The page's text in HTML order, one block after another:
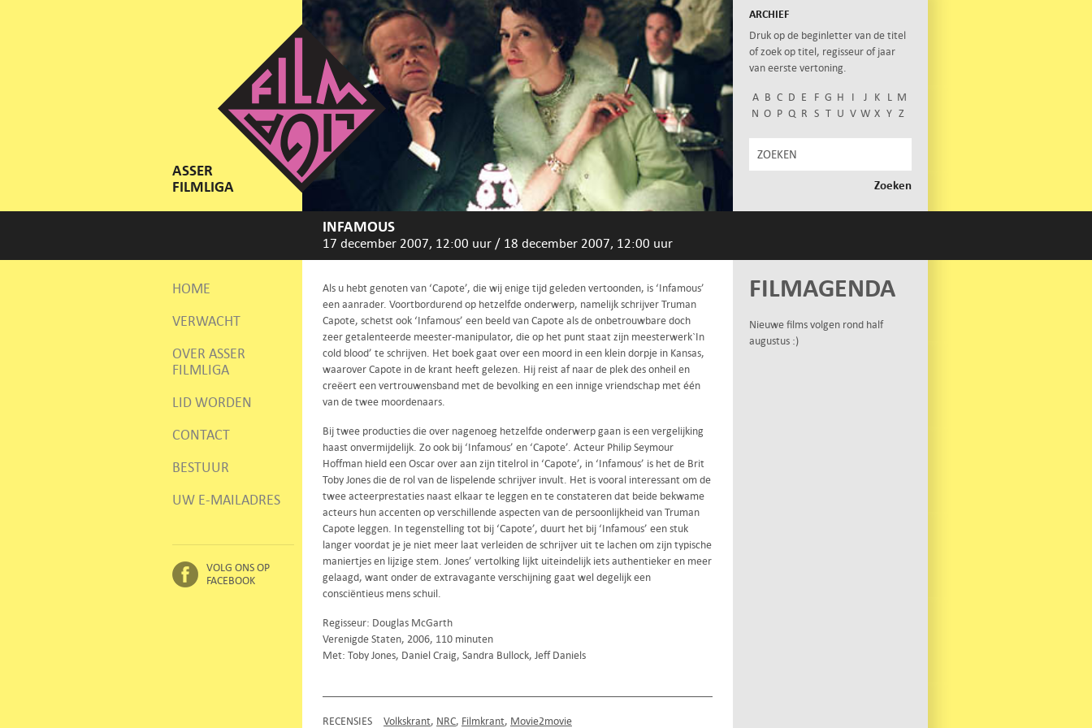
ASSER
FILMLIGA
ARCHIEF
Druk op de beginletter van de titel
of zoek op titel, regisseur of jaar
van eerste vertoning.
A B C D E F G H I J K L M
N O P Q R S T U V W X Y Z
INFAMOUS
17 december 2007, 12:00 uur / 18 december 2007, 12:00 uur
HOME
VERWACHT
OVER ASSER
FILMLIGA
LID WORDEN
CONTACT
BESTUUR
UW E-MAILADRES
VOLG ONS OP
FACEBOOK
Als u hebt genoten van ‘Capote’, die wij enige tijd geleden vertoonden, is ‘Infamous’
een aanrader. Voortbordurend op hetzelfde onderwerp, namelijk schrijver Truman
Capote, schetst ook ‘Infamous’ een beeld van Capote als de onbetrouwbare doch
zeer getalenteerde meester-manipulator, die op het punt staat zijn meesterwerk`In
cold blood’ te schrijven. Het boek gaat over een moord in een klein dorpje in Kansas,
waarover Capote in de krant heeft gelezen. Hij reist af naar de plek des onheil en
creëert een vertrouwensband met de bevolking en een innige vriendschap met één
van de twee moordenaars.
Bij twee producties die over nagenoeg hetzelfde onderwerp gaan is een vergelijking
haast onvermijdelijk. Zo ook bij ‘Infamous’ en ‘Capote’. Acteur Philip Seymour
Hoffman hield een Oscar over aan zijn titelrol in ‘Capote’, in ‘Infamous’ is het de Brit
Toby Jones die de rol van de lispelende schrijver invult. Het is vooral interessant om de
twee acteerprestaties naast elkaar te leggen en te constateren dat beide bekwame
acteurs hun accenten op verschillende aspecten van de persoonlijkheid van Truman
Capote leggen. In tegenstelling tot bij ‘Capote’, duurt het bij ‘Infamous’ een stuk
langer voordat je je niet meer laat verleiden de schrijver uit te lachen om zijn typische
maniertjes en lijzige stem. Jones’ vertolking lijkt uiteindelijk iets authentieker en meer
gelaagd, want onder de extravagante verschijning gaat wel degelijk een
consciëntieus mens schuil.
Regisseur: Douglas McGarth
Verenigde Staten, 2006, 110 minuten
Met: Toby Jones, Daniel Craig, Sandra Bullock, Jeff Daniels
RECENSIES Volkskrant NRC Filmkrant Movie2movie
FILMAGENDA
Nieuwe films volgen rond half
augustus :)